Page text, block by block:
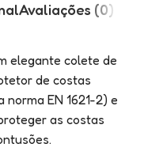
Avaliações (0)
elegante colete de
de costas
EN 1621-2) e
as costas